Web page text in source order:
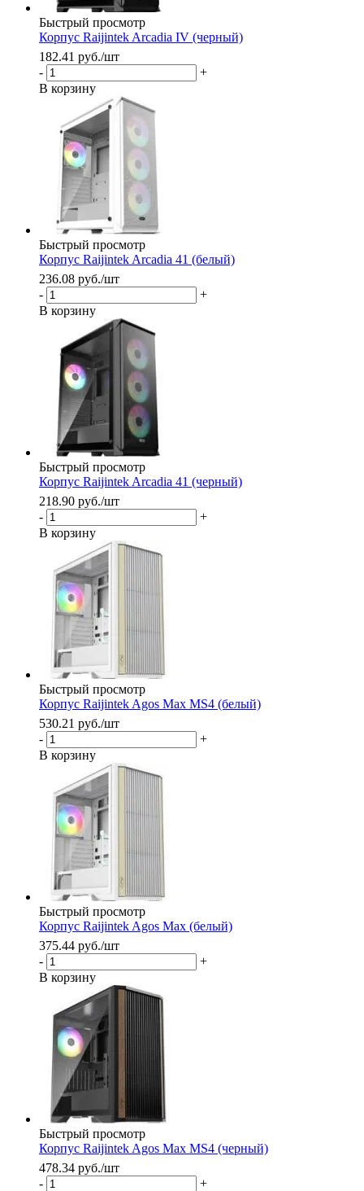
Быстрый просмотр
Корпус Raijintek Arcadia IV (черный)
182.41 руб./шт
-
+
В корзину
Быстрый просмотр
Корпус Raijintek Arcadia 41 (белый)
236.08 руб./шт
-
+
В корзину
Быстрый просмотр
Корпус Raijintek Arcadia 41 (черный)
218.90 руб./шт
-
+
В корзину
Быстрый просмотр
Корпус Raijintek Agos Max MS4 (белый)
530.21 руб./шт
-
+
В корзину
Быстрый просмотр
Корпус Raijintek Agos Max (белый)
375.44 руб./шт
-
+
В корзину
Быстрый просмотр
Корпус Raijintek Agos Max MS4 (черный)
478.34 руб./шт
-
+